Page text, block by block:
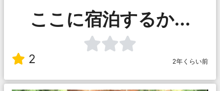
ここに宿泊するか...
2 2年くらい前